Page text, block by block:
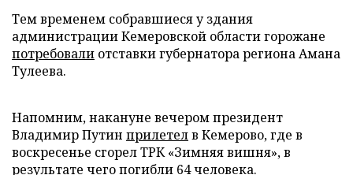
Тем временем собравшиеся у здания
администрации Кемеровской области горожане
потребовали отставки губернатора региона Амана
Тулеева.
Напомним, накануне вечером президент
Владимир Путин прилетелв Кемерово, где в
воскресенье сгорел ТРК «Зимняя вишня», в
результате чегопогибли 64 человека.